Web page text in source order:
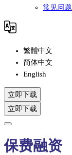
常见问题
繁體中文
简体中文
English
立即下载
立即下载
保费融资